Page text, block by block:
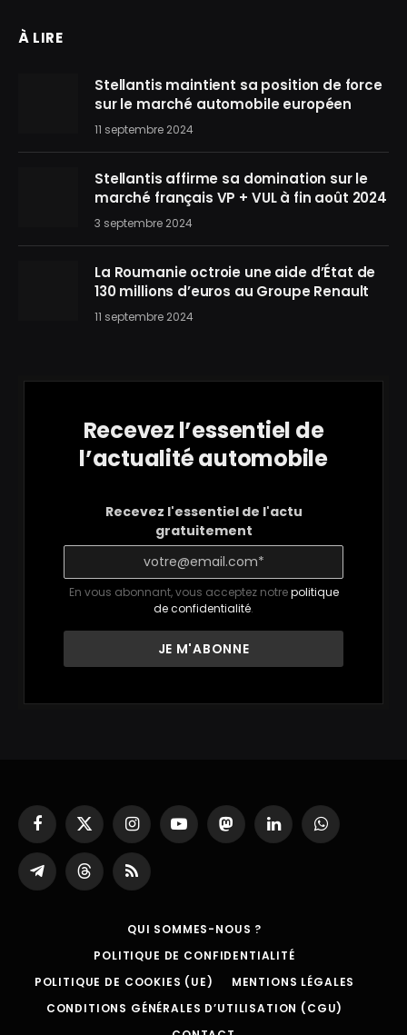
À LIRE
Stellantis maintient sa position de force
sur le marché automobile européen
11 septembre 2024
Stellantis affirme sa domination sur le
marché français VP + VUL à fin août 2024
3 septembre 2024
La Roumanie octroie une aide d’État de
130 millions d’euros au Groupe Renault
11 septembre 2024
Recevez l’essentiel de
l’actualité automobile
Recevez l'essentiel de l'actu
gratuitement
En vous abonnant, vous acceptez notrepolitique
de confidentialité.
Facebook
X
(Twitter)
InstagramYouTubeMastodonLinkedInWhatsApp
Partager
sur
ThreadsRSS
QUI SOMMES-NOUS ?
POLITIQUE DE CONFIDENTIALITÉ
POLITIQUE DE COOKIES (UE)
MENTIONS LÉGALES
CONDITIONS GÉNÉRALES D’UTILISATION (CGU)